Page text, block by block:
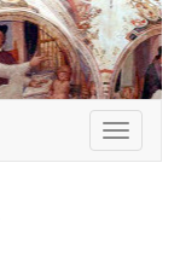
Toggle